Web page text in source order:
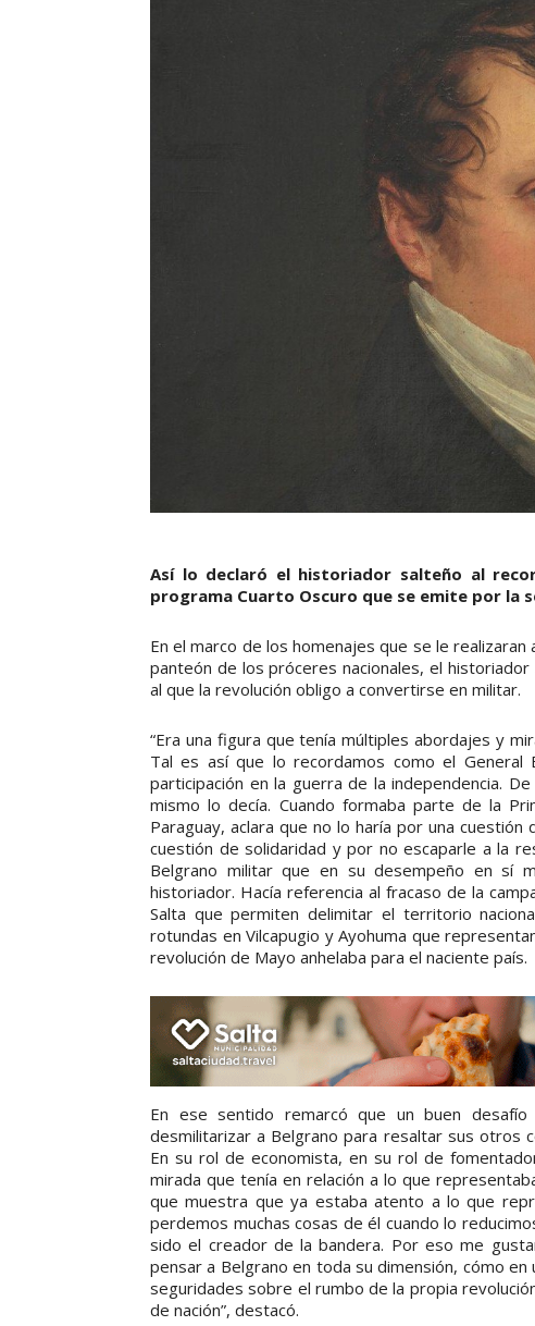
Así lo declaró el historiador salteño al
programa Cuarto Oscuro que se emite por la
En el marco de los homenajes que se le
panteón de los próceres nacionales, el
al que la revolución obligo a convertirse en militar.
“Era una figura que tenía múltiples abordajes y
Tal es así que lo recordamos como el
participación en la guerra de la independencia.
mismo lo decía. Cuando formaba parte de la
Paraguay, aclara que no lo haría por una
cuestión de solidaridad y por no escaparle a la
Belgrano militar que en su desempeño en sí
historiador. Hacía referencia al fracaso de la
Salta que permiten delimitar el territorio
rotundas en Vilcapugio y Ayohuma que
revolución de Mayo anhelaba para el naciente país.
En ese sentido remarcó que un buen
desmilitarizar a Belgrano para resaltar sus otros
En su rol de economista, en su rol de
mirada que tenía en relación a lo que
que muestra que ya estaba atento a lo que
perdemos muchas cosas de él cuando lo
sido el creador de la bandera. Por eso me
pensar a Belgrano en toda su dimensión, cómo
seguridades sobre el rumbo de la propia
de nación”, destacó.